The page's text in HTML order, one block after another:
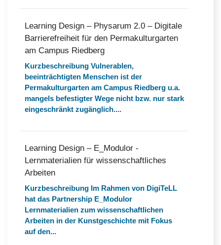
Learning Design – Physarum 2.0 – Digitale
Barrierefreiheit für den Permakulturgarten
am Campus Riedberg
Kurzbeschreibung Vulnerablen,
beeinträchtigten Menschen ist der
Permakulturgarten am Campus Riedberg u.a.
mangels befestigter Wege nicht bzw. nur stark
eingeschränkt zugänglich....
Learning Design – E_Modulor -
Lernmaterialien für wissenschaftliches
Arbeiten
Kurzbeschreibung Im Rahmen von DigiTeLL
hat das Partnership E_Modulor
Lernmaterialien zum wissenschaftlichen
Arbeiten in der Kunstgeschichte mit Fokus
auf den...